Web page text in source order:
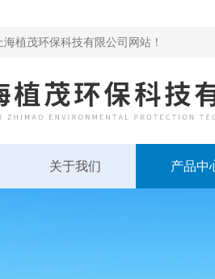
植茂环保科技有限公司网站！
关于我们 产品中